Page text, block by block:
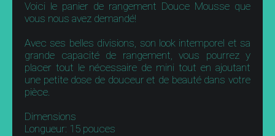
Voici le panier de rangement Douce Mousse que
vous nous avez demandé!
Avec ses belles divisions, son look intemporel et sa
grande capacité de rangement, vous pourrez y
placer tout le nécessaire de mini tout en ajoutant
une petite dose de douceur et de beauté dans votre
pièce.
Dimensions
Longueur: 15 pouces